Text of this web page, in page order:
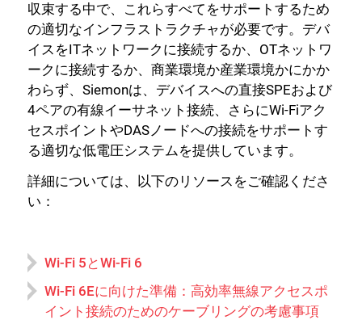
収束する中で、これらすべてをサポートするため
の適切なインフラストラクチャが必要です。デバ
イスをITネットワークに接続するか、OTネットワ
ークに接続するか、商業環境か産業環境かにかか
わらず、Siemonは、デバイスへの直接SPEおよび
4ペアの有線イーサネット接続、さらにWi-Fiアク
セスポイントやDASノードへの接続をサポートす
る適切な低電圧システムを提供しています。
詳細については、以下のリソースをご確認くださ
い：
Wi-Fi 5とWi-Fi 6
Wi-Fi 6Eに向けた準備：高効率無線アクセスポ
イント接続のためのケーブリングの考慮事項